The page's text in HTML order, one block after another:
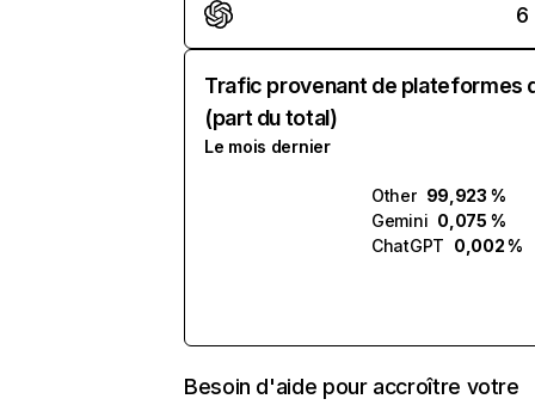
6
Trafic provenant de plateformes
(part du total)
Le mois dernier
Other 99,923 %
Gemini 0,075 %
ChatGPT 0,002 %
Besoin d'aide pour accroître votre